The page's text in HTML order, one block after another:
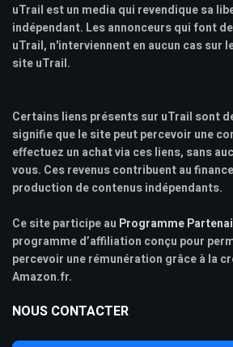
uTrail est un media qui revendique sa
indépendant. Les annonceurs qui font
uTrail, n'interviennent en aucun cas sur
site uTrail.
Certains liens présents sur uTrail sont
signifie que le site peut percevoir une
effectuez un achat via ces liens, sans
vous. Ces revenus contribuent au
production de contenus indépendants.
Ce site participe au Programme
programme d’affiliation conçu pour
percevoir une rémunération grâce à la
Amazon.fr.
NOUS CONTACTER